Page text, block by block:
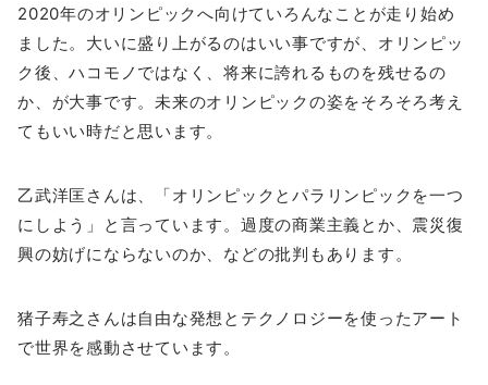
2020年のオリンピックへ向けていろんなことが走り始め
ました。大いに盛り上がるのはいい事ですが、オリンピッ
ク後、ハコモノではなく、将来に誇れるものを残せるの
か、が大事です。未来のオリンピックの姿をそろそろ考え
てもいい時だと思います。
乙武洋匡さんは、「オリンピックとパラリンピックを一つ
にしよう」と言っています。過度の商業主義とか、震災復
興の妨げにならないのか、などの批判もあります。
猪子寿之さんは自由な発想とテクノロジーを使ったアート
で世界を感動させています。